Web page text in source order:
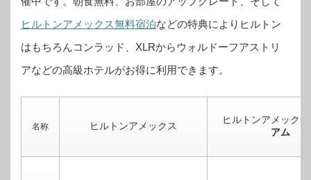
ヒルトンアメックス無料宿泊などの特典によりヒルトン
はもちろんコンラッド、XLRからウォルドーフアストリ
アなどの高級ホテルがお得に利用できます。
名称 ヒルトンアメックス
ヒルトンアメックス
アム